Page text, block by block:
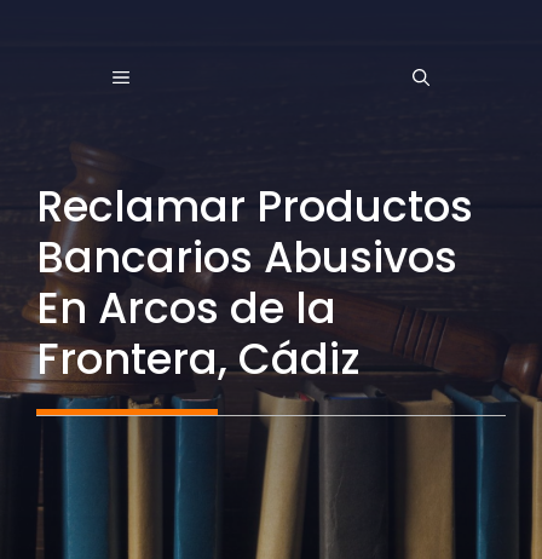
MENÚ
Reclamar Productos
Bancarios Abusivos
En Arcos de la
Frontera, Cádiz